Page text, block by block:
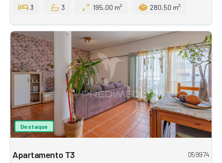
3
3 195,00 m² 280,50 m²
Destaque
Apartamento T3 059974